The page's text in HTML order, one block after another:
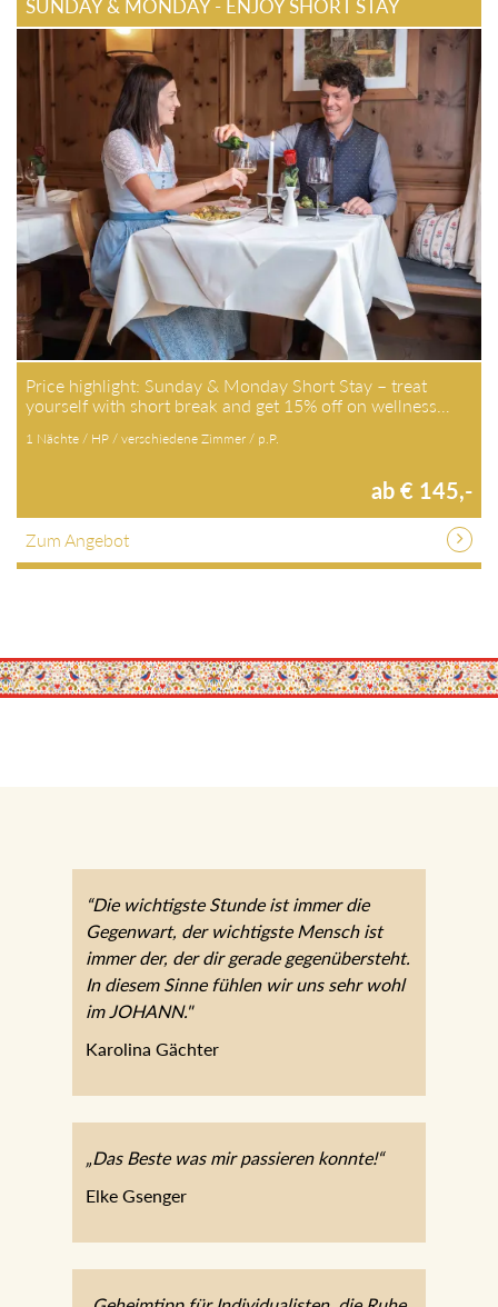
SUNDAY & MONDAY - ENJOY SHORT STAY
Price highlight: Sunday & Monday Short Stay – treat
yourself with short break and get 15% off on wellness…
1 Nächte / HP / verschiedene Zimmer / p.P.
ab € 145,-
Zum Angebot
“Die wichtigste Stunde ist immer die
Gegenwart, der wichtigste Mensch ist
immer der, der dir gerade gegenübersteht.
In diesem Sinne fühlen wir uns sehr wohl
im JOHANN."
Karolina Gächter
„Das Beste was mir passieren konnte!“
Elke Gsenger